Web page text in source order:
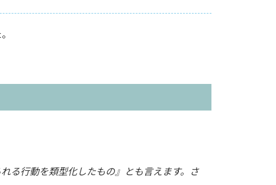
る行動を類型化したもの』とも言えます。さ